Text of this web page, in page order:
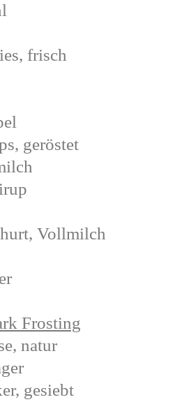
frisch
geröstet
Vollmilch
Frosting
natur
gesiebt